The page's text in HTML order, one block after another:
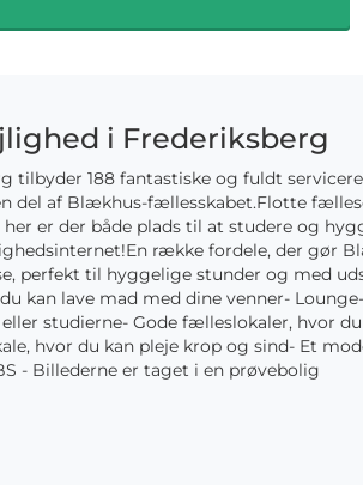
i Frederiksberg
tilbyder 188 fantastiske og fuldt
del af Blækhus-fællesskabet.Flotte
er der både plads til at studere og
række fordele, der gør
perfekt til hyggelige stunder og med
kan lave mad med dine venner-
studierne- Gode fælleslokaler, hvor
hvor du kan pleje krop og sind- Et
- Billederne er taget i en prøvebolig